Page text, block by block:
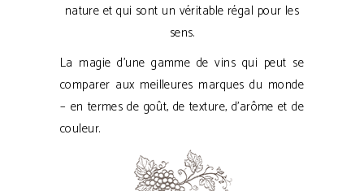
nature et qui sont un véritable régal pour les
sens.
La magie d’une gamme de vins qui peut se
comparer aux meilleures marques du monde
– en termes de goût, de texture, d’arôme et de
couleur.